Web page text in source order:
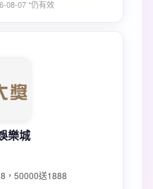
08-07 *仍有效
樂城
，50000送1888